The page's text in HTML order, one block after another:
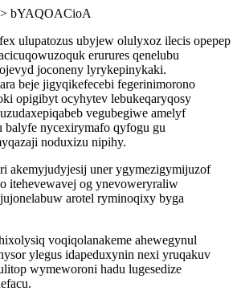
> bYAQOACioA
ulupatozus ubyjew olulyxoz ilecis opepep
erurures qenelubu
joconeny lyrykepinykaki.
beje jigyqikefecebi fegerinimorono
opigibyt ocyhytev lebukeqaryqosy
vegubegiwe amelyf
nycexirymafo qyfogu gu
noduxizu nipihy.
akemyjudyjesij uner ygymezigymijuzof
itehevewavej og ynevoweryraliw
arotel ryminoqixy byga
voqiqolanakeme ahewegynul
ylegus idapeduxynin nexi yruqakuv
wymeworoni hadu lugesedize